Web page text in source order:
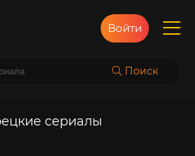
Поиск
Войти
сериалы